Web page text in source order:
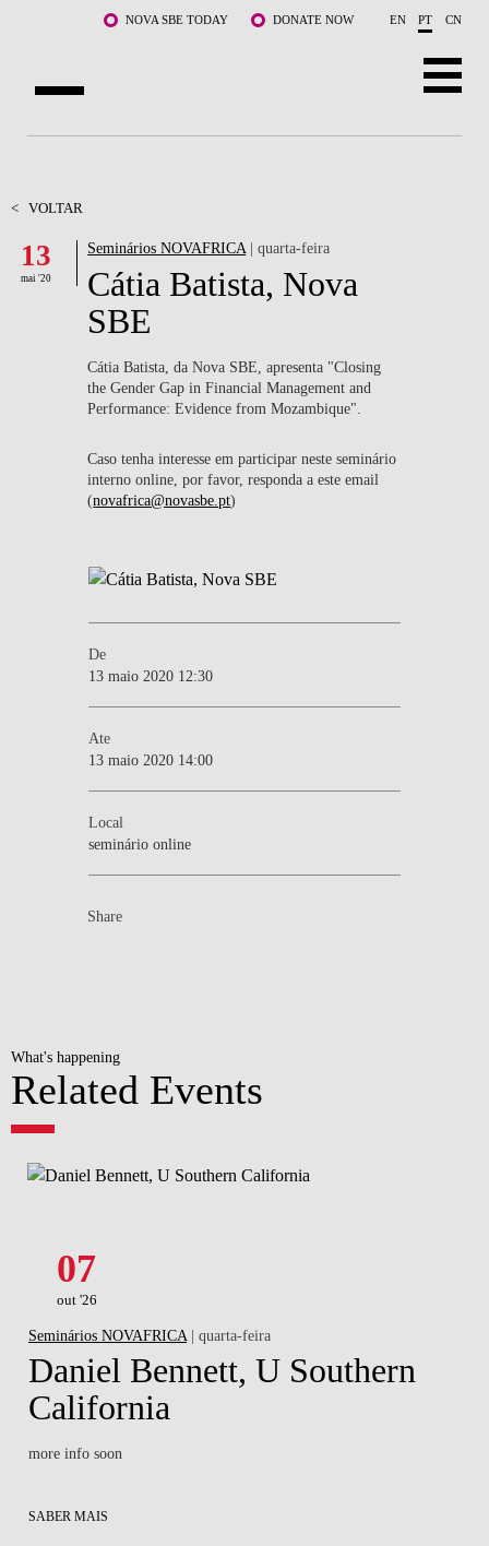
Saltar para o conteúdo principalNOVA SBE TODAY DONATE NOW EN PT CN
DOCENTES E INVESTIGAÇÃO
COMUNIDADE
WHAT'S HAPPENING
< VOLTAR
13
mai '20
Seminários NOVAFRICA| quarta-feira
Cátia Batista, Nova
SBE
Cátia Batista, da Nova SBE, apresenta "Closing
the Gender Gap in Financial Management and
Performance: Evidence from Mozambique".
Caso tenha interesse em participar neste seminário
interno online, por favor, responda a este email
(novafrica@novasbe.pt)
De
13 maio 2020 12:30
Ate
13 maio 2020 14:00
Local
seminário online
Share
What's happening
Related Events
07
out '26
Seminários NOVAFRICA | quarta-feira
Daniel Bennett, U Southern
California
more info soon
SABER MAIS